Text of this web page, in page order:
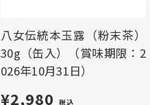
八女伝統本玉露（粉末茶）
30g（缶入）（賞味期限：2
026年10月31日）
¥2,980 税込